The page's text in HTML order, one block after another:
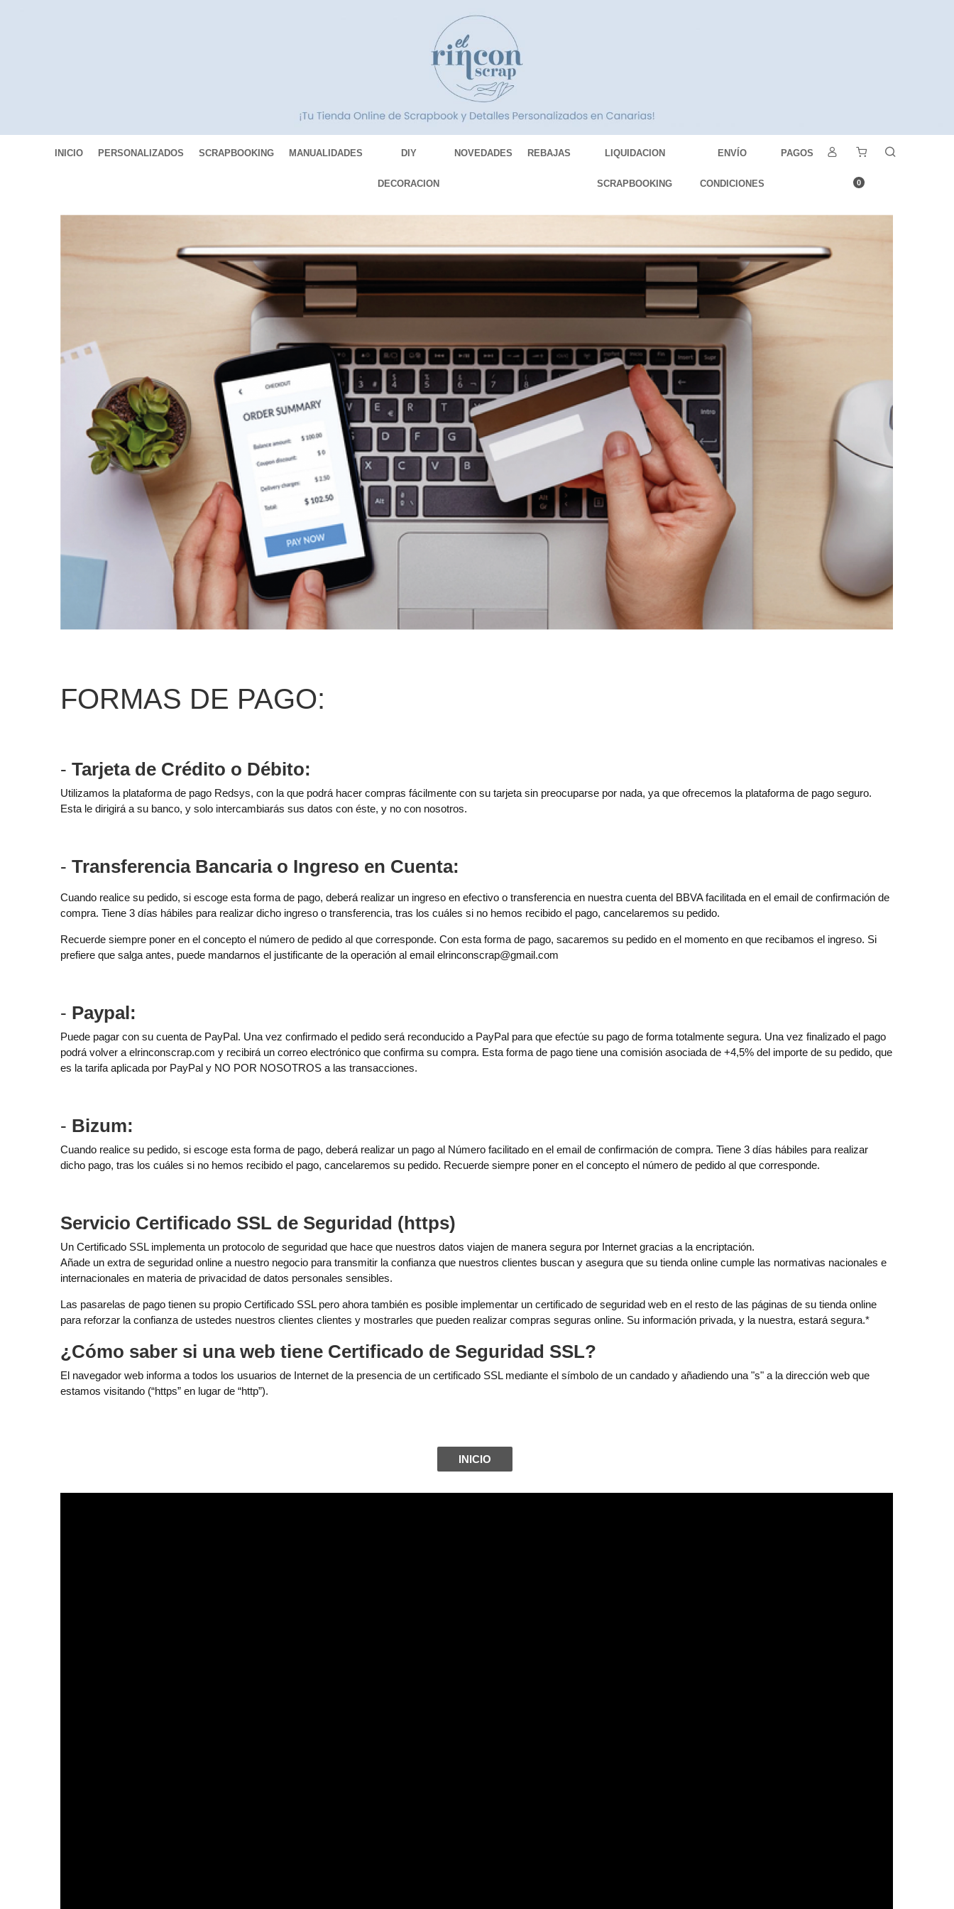
INICIO PERSONALIZADOS SCRAPBOOKING MANUALIDADES DIY
DECORACION
NOVEDADES REBAJAS LIQUIDACION
SCRAPBOOKING
ENVÍO
CONDICIONES
PAGOS
0
FORMAS DE PAGO:
-Tarjeta de Crédito o Débito:
Utilizamos la plataforma de pago Redsys, con la que podrá hacer compras fácilmente con su tarjeta sin preocuparse por nada, ya que ofrecemos la plataforma de pago seguro.
Esta le dirigirá a su banco, y solo intercambiarás sus datos con éste, y no con nosotros.
-Transferencia Bancaria o Ingreso en Cuenta:
Cuando realice su pedido, si escoge esta forma de pago, deberá realizar un ingreso en efectivo o transferencia en nuestra cuenta del BBVA facilitada en el email de confirmación de
compra. Tiene 3 días hábiles para realizar dicho ingreso o transferencia, tras los cuáles si no hemos recibido el pago, cancelaremos su pedido.
Recuerde siempre poner en el concepto el número de pedido al que corresponde. Con esta forma de pago, sacaremos su pedido en el momento en que recibamos el ingreso. Si
prefiere que salga antes, puede mandarnos el justificante de la operación al emailelrinconscrap@gmail.com
- Paypal:
Puede pagar con su cuenta de PayPal. Una vez confirmado el pedido será reconducido a PayPal para que efectúe su pago de forma totalmente segura. Una vez finalizado el pago
podrá volver a elrinconscrap.com y recibirá un correo electrónico que confirma su compra. Esta forma de pago tiene una comisión asociada de +4,5% del importe de su pedido, que
es la tarifa aplicada por PayPal y NO POR NOSOTROS a las transacciones.
- Bizum:
Cuando realice su pedido, si escoge esta forma de pago, deberá realizar un pago al Número facilitado en el email de confirmación de compra. Tiene 3 días hábiles para realizar
dicho pago, tras los cuáles si no hemos recibido el pago, cancelaremos su pedido. Recuerde siempre poner en el concepto el número de pedido al que corresponde.
Servicio Certificado SSL de Seguridad (https)
Un Certificado SSL implementa un protocolo de seguridad que hace que nuestros datos viajen de manera segura por Internet gracias a la encriptación.
Añade un extra de seguridad online a nuestro negocio para transmitir la confianza que nuestros clientes buscan y asegura que su tienda online cumple las normativas nacionales e
internacionales en materia de privacidad de datos personales sensibles.
Las pasarelas de pago tienen su propio Certificado SSL pero ahora también es posible implementar un certificado de seguridad web en el resto de las páginas de su tienda online
para reforzar la confianza de ustedes nuestros clientes clientes y mostrarles que pueden realizar compras seguras online. Su información privada, y la nuestra, estará segura.*
¿Cómo saber si una web tiene Certificado de Seguridad SSL?
El navegador web informa a todos los usuarios de Internet de la presencia de un certificado SSL mediante el símbolo de un candado y añadiendo una "s" a la dirección web que
estamos visitando (“https” en lugar de “http”).
INICIO